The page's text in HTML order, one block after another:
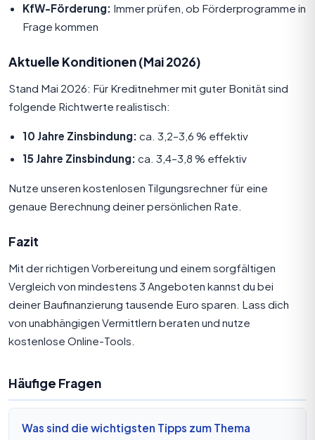
KfW-Förderung: Immer prüfen, ob Förderprogramme in
Frage kommen
Aktuelle Konditionen (Mai 2026)
Stand Mai 2026: Für Kreditnehmer mit guter Bonität sind
folgende Richtwerte realistisch:
10 Jahre Zinsbindung: ca. 3,2–3,6 % effektiv
15 Jahre Zinsbindung: ca. 3,4–3,8 % effektiv
Nutze unseren kostenlosen Tilgungsrechner für eine
genaue Berechnung deiner persönlichen Rate.
Fazit
Mit der richtigen Vorbereitung und einem sorgfältigen
Vergleich von mindestens 3 Angeboten kannst du bei
deiner Baufinanzierung tausende Euro sparen. Lass dich
von unabhängigen Vermittlern beraten und nutze
kostenlose Online-Tools.
Häufige Fragen
Was sind die wichtigsten Tipps zum Thema